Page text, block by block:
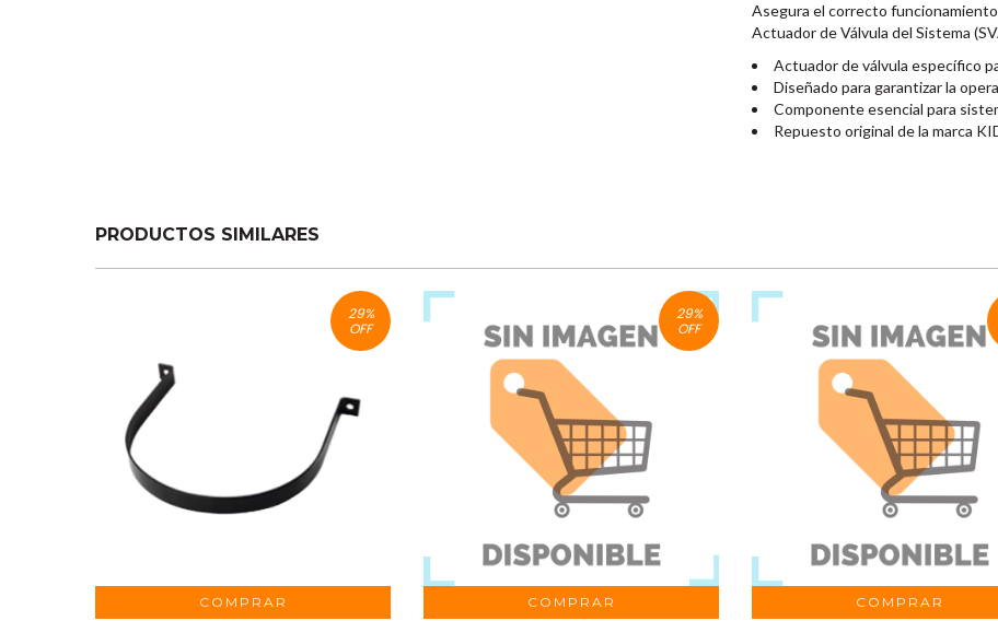
Asegura el correcto
Actuador de Válvula del Sistema
Actuador de válvula específico
Diseñado para garantizar la
Componente esencial para
Repuesto original de la marca
PRODUCTOS SIMILARES
29%
OFF
29%
OFF